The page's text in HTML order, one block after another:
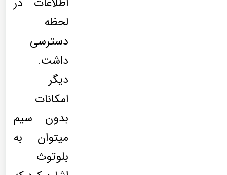
لحظه
دسترسی
داشت.
دیگر
امکانات
بدون سیم
میتوان به
بلوتوث